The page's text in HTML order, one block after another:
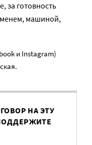
за готовность
машиной,
и Instagram)
НА ЭТУ